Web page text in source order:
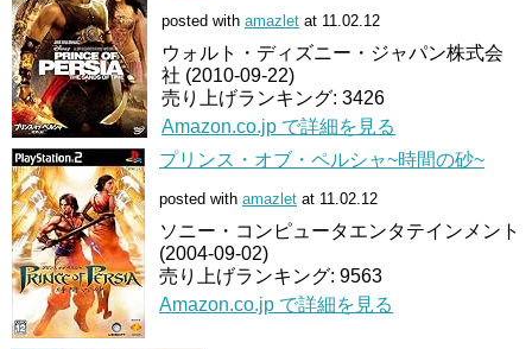
posted with amazlet at 11.02.12
ウォルト・ディズニー・ジャパン株式会
社 (2010-09-22)
売り上げランキング: 3426
Amazon.co.jp で詳細を見る
プリンス・オブ・ペルシャ~時間の砂~
posted with amazlet at 11.02.12
ソニー・コンピュータエンタテインメント
(2004-09-02)
売り上げランキング: 9563
Amazon.co.jp で詳細を見る